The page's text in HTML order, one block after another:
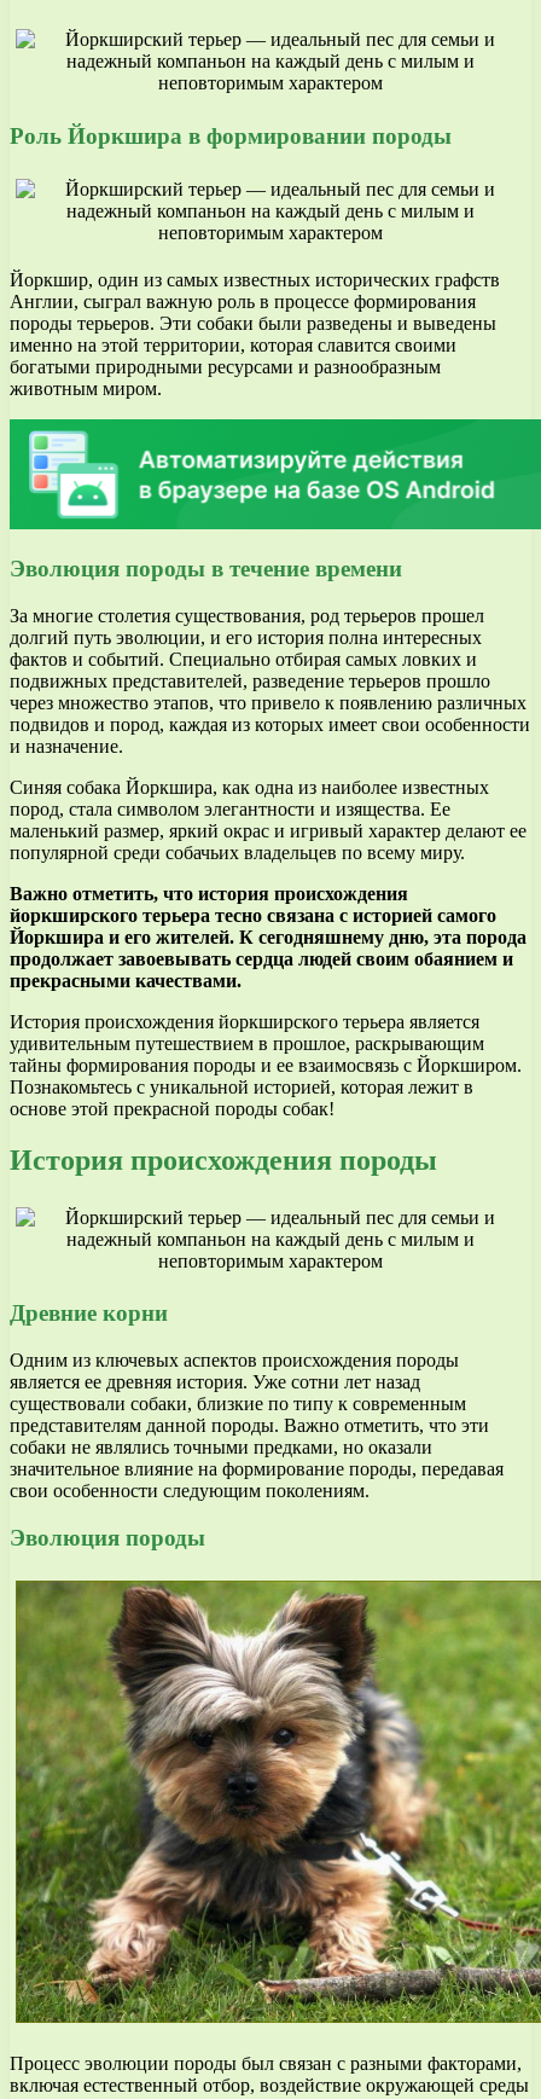
Роль Йоркшира в формировании породы
Йоркшир, один из самых известных исторических графств
Англии, сыграл важную роль в процессе формирования
породы терьеров. Эти собаки были разведены и выведены
именно на этой территории, которая славится своими
богатыми природными ресурсами и разнообразным
животным миром.
Эволюция породы в течение времени
За многие столетия существования, род терьеров прошел
долгий путь эволюции, и его история полна интересных
фактов и событий. Специально отбирая самых ловких и
подвижных представителей, разведение терьеров прошло
через множество этапов, что привело к появлению различных
подвидов и пород, каждая из которых имеет свои особенности
и назначение.
Синяя собака Йоркшира, как одна из наиболее известных
пород, стала символом элегантности и изящества. Ее
маленький размер, яркий окрас и игривый характер делают ее
популярной среди собачьих владельцев по всему миру.
Важно отметить, что история происхождения
йоркширского терьера тесно связана с историей самого
Йоркшира и его жителей. К сегодняшнему дню, эта порода
продолжает завоевывать сердца людей своим обаянием и
прекрасными качествами.
История происхождения йоркширского терьера является
удивительным путешествием в прошлое, раскрывающим
тайны формирования породы и ее взаимосвязь с Йоркширом.
Познакомьтесь с уникальной историей, которая лежит в
основе этой прекрасной породы собак!
История происхождения породы
Древние корни
Одним из ключевых аспектов происхождения породы
является ее древняя история. Уже сотни лет назад
существовали собаки, близкие по типу к современным
представителям данной породы. Важно отметить, что эти
собаки не являлись точными предками, но оказали
значительное влияние на формирование породы, передавая
свои особенности следующим поколениям.
Эволюция породы
Процесс эволюции породы был связан с разными факторами,
включая естественный отбор, воздействие окружающей среды